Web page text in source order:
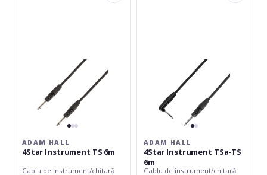
ADAM HALL
4Star Instrument TS 6m
Cablu de instrument/chitară
ADAM HALL
4Star Instrument TSa-TS
6m
Cablu de instrument/chitară